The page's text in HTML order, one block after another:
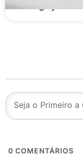
e obrigações
0 COMENTÁRIOS